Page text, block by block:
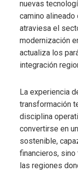
nuevas
camino
atraviesa el
modernización
actualiza los
integración
La experiencia
transformación
disciplina
convertirse en
sostenible,
financieros,
las regiones